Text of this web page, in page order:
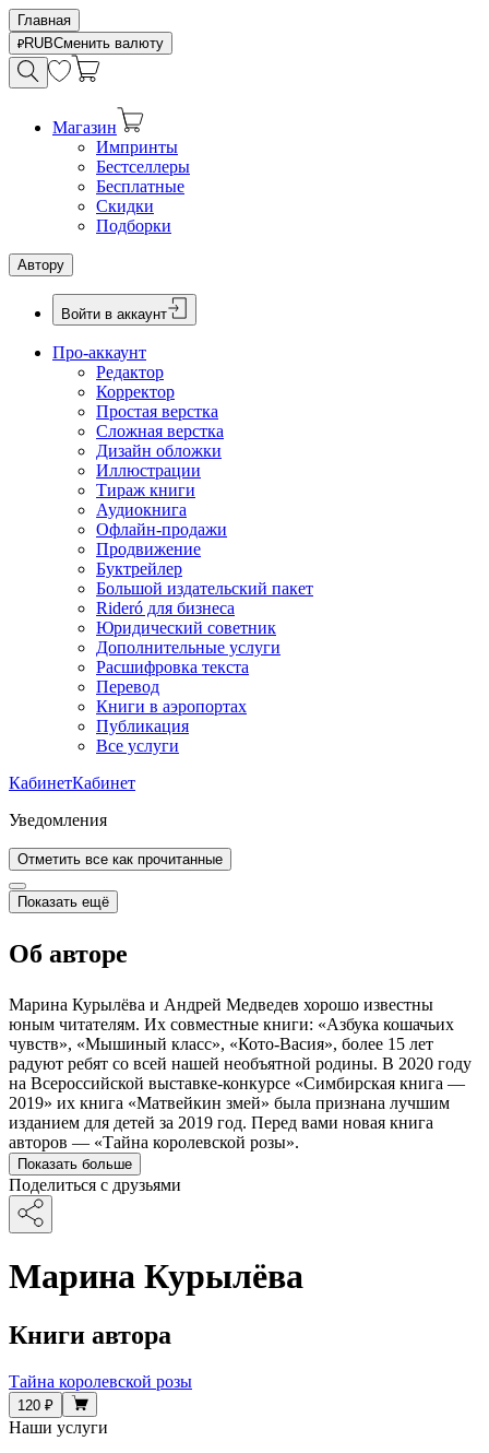
Главная
RUBСменить валюту
Магазин
Импринты
Бестселлеры
Бесплатные
Скидки
Подборки
Автору
Войти в аккаунт
Про-аккаунт
Редактор
Корректор
Простая верстка
Сложная верстка
Дизайн обложки
Иллюстрации
Тираж книги
Аудиокнига
Офлайн-продажи
Продвижение
Буктрейлер
Большой издательский пакет
Rideró для бизнеса
Юридический советник
Дополнительные услуги
Расшифровка текста
Перевод
Книги в аэропортах
Публикация
Все услуги
КабинетКабинет
Уведомления
Отметить все как прочитанные
Показать ещё
Об авторе
Марина Курылёва и Андрей Медведев хорошо известны
юным читателям. Их совместные книги: «Азбука кошачьих
чувств», «Мышиный класс», «Кото-Васия», более 15 лет
радуют ребят со всей нашей необъятной родины. В 2020 году
на Всероссийской выставке-конкурсе «Симбирская книга —
2019» их книга «Матвейкин змей» была признана лучшим
изданием для детей за 2019 год. Перед вами новая книга
авторов — «Тайна королевской розы».
Показать больше
Поделиться с друзьями
Марина Курылёва
Книги автора
Тайна королевской розы
120 ₽
Наши услуги